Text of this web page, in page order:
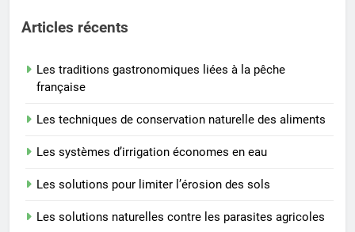
Articles récents
Les traditions gastronomiques liées à la pêche
française
Les techniques de conservation naturelle des aliments
Les systèmes d’irrigation économes en eau
Les solutions pour limiter l’érosion des sols
Les solutions naturelles contre les parasites agricoles